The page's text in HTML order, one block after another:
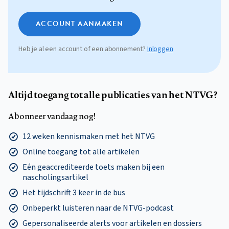
ACCOUNT AANMAKEN
Heb je al een account of een abonnement? Inloggen
Altijd toegang tot alle publicaties van het NTVG?
Abonneer vandaag nog!
12 weken kennismaken met het NTVG
Online toegang tot alle artikelen
Eén geaccrediteerde toets maken bij een
nascholingsartikel
Het tijdschrift 3 keer in de bus
Onbeperkt luisteren naar de NTVG-podcast
Gepersonaliseerde alerts voor artikelen en dossiers